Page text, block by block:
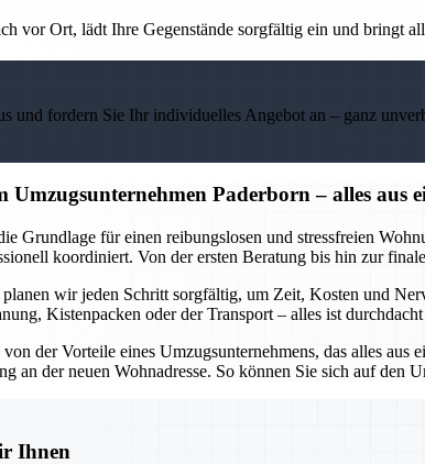
vor Ort, lädt Ihre Gegenstände sorgfältig ein und bringt
und fordern Sie Ihr individuelles Angebot an – ganz
Umzugsunternehmen Paderborn – alles
Grundlage für einen reibungslosen und stressfreien
koordiniert. Von der ersten Beratung bis hin zur
wir jeden Schritt sorgfältig, um Zeit, Kosten und
Kistenpacken oder der Transport – alles ist
der Vorteile eines Umzugsunternehmens, das alles
an der neuen Wohnadresse. So können Sie sich auf den
Ihnen